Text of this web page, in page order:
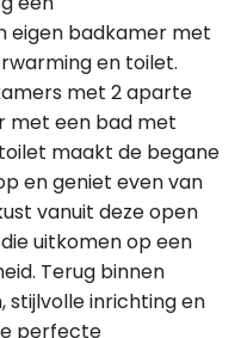
eigen badkamer met
en toilet.
met 2 aparte
met een bad met
maakt de begane
en geniet even van
vanuit deze open
uitkomen op een
Terug binnen
inrichting en
perfecte